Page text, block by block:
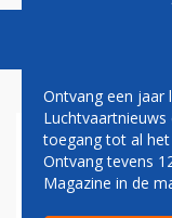
EL AL
IN
Ontvang een jaar
toegang tot al het
Ontvang tevens
Magazine in de